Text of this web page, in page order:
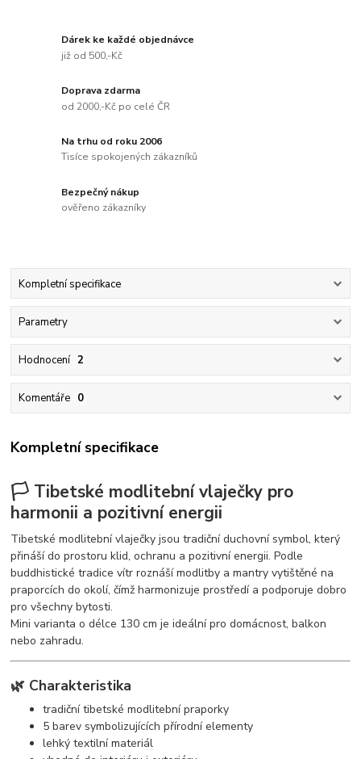
Dárek ke každé objednávce
již od 500,-Kč
Doprava zdarma
od 2000,-Kč po celé ČR
Na trhu od roku 2006
Tisíce spokojených zákazníků
Bezpečný nákup
ověřeno zákazníky
Kompletní specifikace
Parametry
Hodnocení 2
Komentáře 0
Kompletní specifikace
🏳️ Tibetské modlitební vlaječky pro
harmonii a pozitivní energii
Tibetské modlitební vlaječky jsou tradiční duchovní symbol, který
přináší do prostoru klid, ochranu a pozitivní energii. Podle
buddhistické tradice vítr roznáší modlitby a mantry vytištěné na
praporcích do okolí, čímž harmonizuje prostředí a podporuje dobro
pro všechny bytosti.
Mini varianta o délce 130 cm je ideální pro domácnost, balkon
nebo zahradu.
🌿 Charakteristika
tradiční tibetské modlitební praporky
5 barev symbolizujících přírodní elementy
lehký textilní materiál